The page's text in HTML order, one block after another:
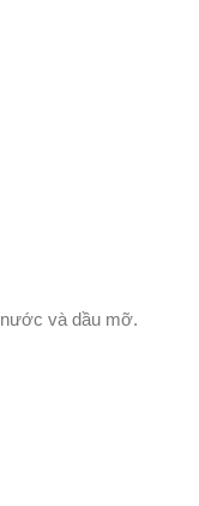
và dầu mỡ.